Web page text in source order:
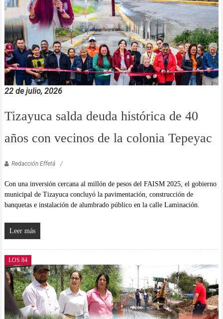
22 de julio, 2026
Tizayuca salda deuda histórica de 40
años con vecinos de la colonia Tepeyac
Redacción Effetá
Con una inversión cercana al millón de pesos del FAISM 2025, el gobierno
municipal de Tizayuca concluyó la pavimentación, construcción de
banquetas e instalación de alumbrado público en la calle Laminación.
Leer más
LOS 84